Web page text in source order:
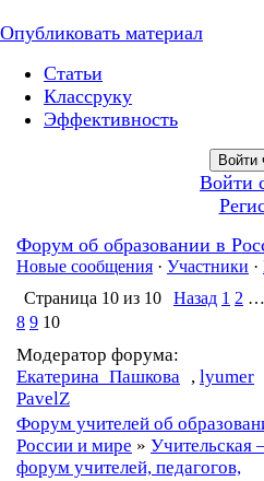
Опубликовать материал
Статьи
Классруку
Эффективность
Войти
Войти
Форум об образовании в
Новые сообщения · Участники ·
Страница 10 из 10 Назад 1 2 …
8 9 10
Модератор форума:
Екатерина_Пашкова , lyumer
PavelZ
Форум учителей об
России и мире » Учительская
форум учителей, педагогов,